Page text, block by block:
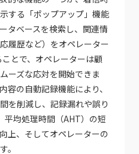
する「ポップアップ」機能
タベースを検索し、関連情
履歴など）をオペレーター
とで、オペレーターは顧
ーズな応対を開始できま
容の自動記録機能により、
を削減し、記録漏れや誤り
平均処理時間（AHT）の短
上、そしてオペレーターの
。